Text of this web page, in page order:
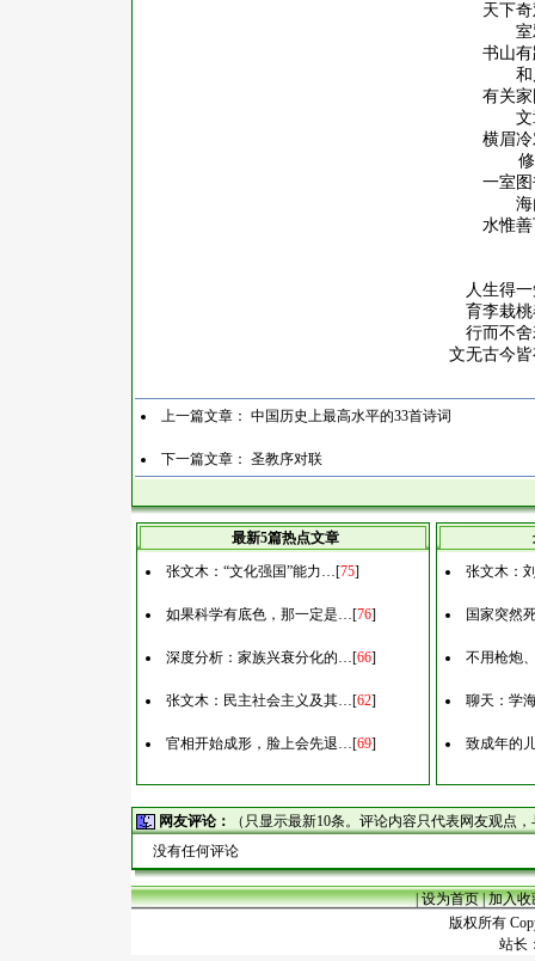
天下
书山
有关
横眉
一室
水惟
人生得
育李栽
行而不
文无古今
上一篇文章： 中国历史上最高水平的33首诗词
下一篇文章： 圣教序对联
最新5篇热点文章
张文木：“文化强国”能力…[75]
如果科学有底色，那一定是…[76]
深度分析：家族兴衰分化的…[66]
张文木：民主社会主义及其…[62]
官相开始成形，脸上会先退…[69]
张文木：
国家突然
不用枪炮
聊天：学
致成年的
网友评论：
（只显示最新10条。评论内容只代表网友观点
没有任何评论
|设为首页|加入收
版权所有
站长